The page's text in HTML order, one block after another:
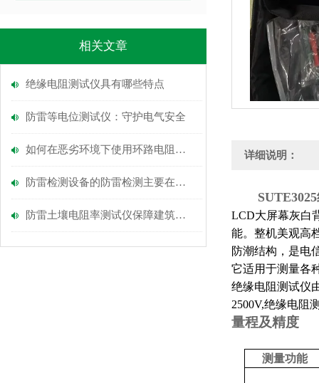
相关文章
绝缘电阻测试仪具有哪些特点
防雷等电位测试仪：守护电气安全
如何在恶劣环境下使用环路电阻测试仪？
防雷检测设备的防雷检测主要在哪几个方面进行
防雷土壤电阻率测试仪保障建筑物和设备的雷击安全
详细说明：
LCD大屏幕灰白
能。整机美观高
防潮结构，是电
它适用于测量各
绝缘电阻测试仪
2500V,绝缘电阻
量程及精度
测量功能